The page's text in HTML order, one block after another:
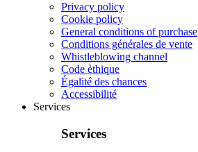
Privacy policy
Cookie policy
General conditions of purchase
Conditions générales de vente
Whistleblowing channel
Code èthique
Égalité des chances
Accessibilité
Services
Services